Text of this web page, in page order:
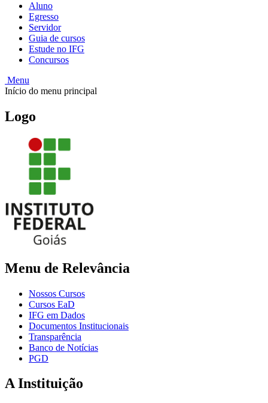
Aluno
Egresso
Servidor
Guia de cursos
Estude no IFG
Concursos
Menu
Início do menu principal
Logo
Menu de Relevância
Nossos Cursos
Cursos EaD
IFG em Dados
Documentos Institucionais
Transparência
Banco de Notícias
PGD
A Instituição